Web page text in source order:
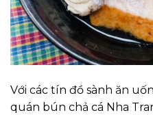
Với các tín đồ sành ăn
quán bún chả cá Nha